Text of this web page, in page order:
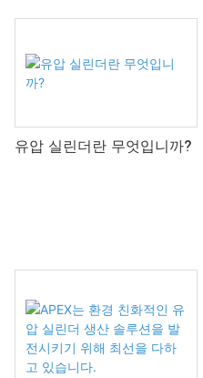
유압 실린더란 무엇입니까?